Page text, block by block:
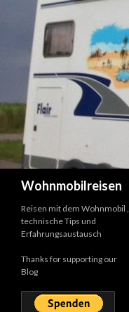
Wohnmobilreisen
Reisen mit dem Wohnmobil ,
technische Tips und
Erfahrungsaustausch
Thanks for supporting our
Blog